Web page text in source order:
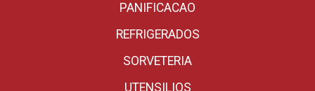
PANIFICACAO
REFRIGERADOS
SORVETERIA
UTENSILIOS